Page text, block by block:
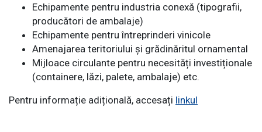
Echipamente pentru industria conexă (tipografii,
producători de ambalaje)
Echipamente pentru întreprinderi vinicole
Amenajarea teritoriului și grădinăritul ornamental
Mijloace circulante pentru necesități investiționale
(containere, lăzi, palete, ambalaje) etc.
Pentru informație adițională, accesați linkul